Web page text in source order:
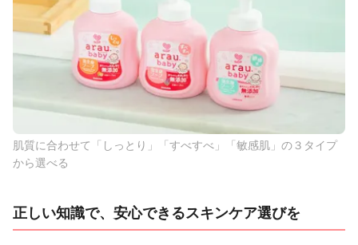
肌質に合わせて「しっとり」「すべすべ」「敏感肌」の３タイプ
から選べる
正しい知識で、安心できるスキンケア選びを